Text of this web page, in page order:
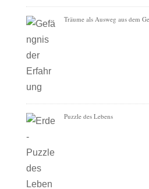
Träume als Ausweg aus dem
Puzzle des Lebens